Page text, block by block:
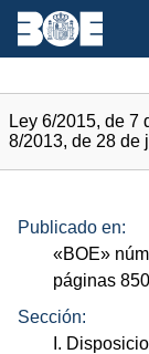
Ley 6/2015, de 7
8/2013, de 28 de
Publicado en:
«BOE»
páginas
Sección:
I.